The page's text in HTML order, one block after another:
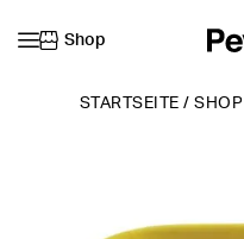
Shop
STARTSEITE /SHOP